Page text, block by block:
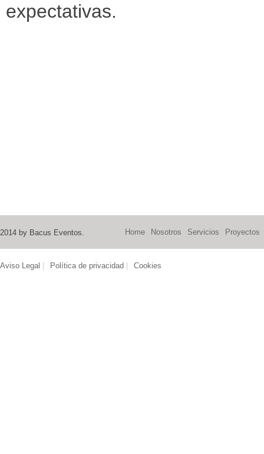
expectativas.
2014 by Bacus Eventos. Home Nosotros Servicios Proyectos
Aviso Legal Política de privacidad Cookies